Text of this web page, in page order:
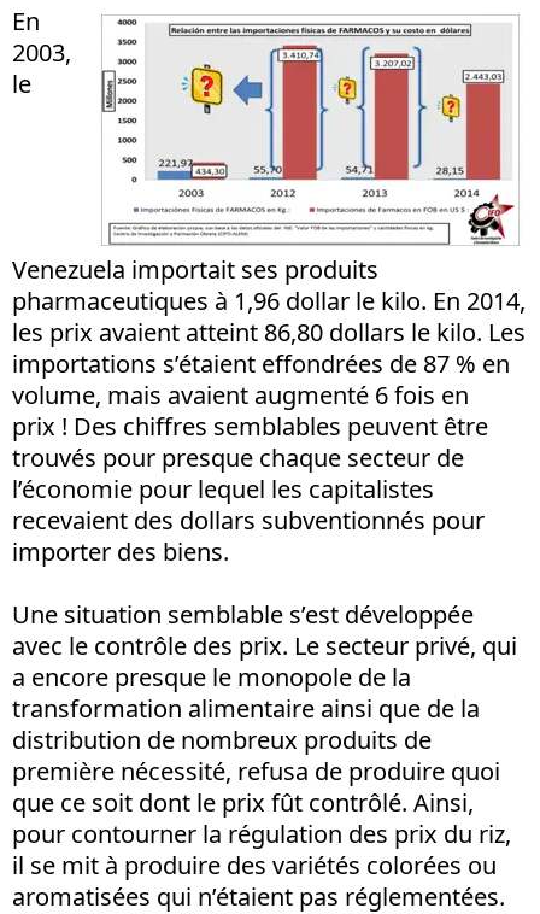
En
2003,
le
Venezuela importait ses produits
pharmaceutiques à 1,96 dollar le kilo. En 2014,
les prix avaient atteint 86,80 dollars le kilo. Les
importations s’étaient effondrées de 87 % en
volume, mais avaient augmenté 6 fois en
prix ! Des chiffres semblables peuvent être
trouvés pour presque chaque secteur de
l’économie pour lequel les capitalistes
recevaient des dollars subventionnés pour
importer des biens.
Une situation semblable s’est développée
avec le contrôle des prix. Le secteur privé, qui
a encore presque le monopole de la
transformation alimentaire ainsi que de la
distribution de nombreux produits de
première nécessité, refusa de produire quoi
que ce soit dont le prix fût contrôlé. Ainsi,
pour contourner la régulation des prix du riz,
il se mit à produire des variétés colorées ou
aromatisées qui n’étaient pas réglementées.